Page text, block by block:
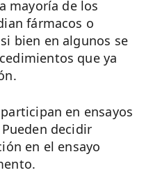
mayoría de los
fármacos o
bien en algunos se
que ya
en ensayos
decidir
en el ensayo